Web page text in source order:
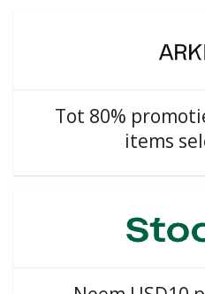
Tot 80%
items